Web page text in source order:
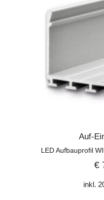
Auf-
LED Aufbauprofil
€
inkl.